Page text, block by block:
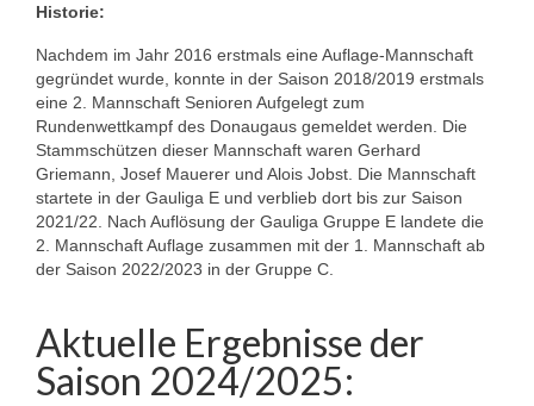
Historie:
Nachdem im Jahr 2016 erstmals eine Auflage-Mannschaft
gegründet wurde, konnte in der Saison 2018/2019 erstmals
eine 2. Mannschaft Senioren Aufgelegt zum
Rundenwettkampf des Donaugaus gemeldet werden. Die
Stammschützen dieser Mannschaft waren Gerhard
Griemann, Josef Mauerer und Alois Jobst. Die Mannschaft
startete in der Gauliga E und verblieb dort bis zur Saison
2021/22. Nach Auflösung der Gauliga Gruppe E landete die
2. Mannschaft Auflage zusammen mit der 1. Mannschaft ab
der Saison 2022/2023 in der Gruppe C.
Aktuelle Ergebnisse der
Saison 2024/2025: